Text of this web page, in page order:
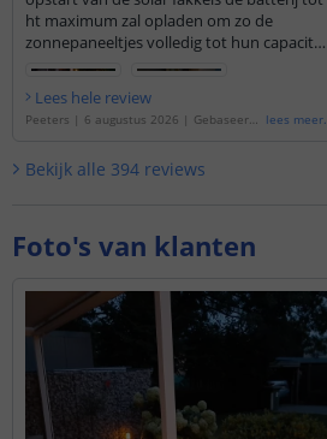
ht maximum zal opladen om zo de
zonnepaneeltjes volledig tot hun capaciteit
deze nu prachtig branden bij avond. Geeft
een prachtige Arabische sfeer. Ook de
om te kiezen hoe of waar je de solar fakkels
etc...ook zit er n duidelijke
gebruiksaanwijzing bij.
daarom had ik er al extra bij besteld!
Lees hele review
Peeters | 6 augustus 2026 | Gebaseerd
lees meer...
Bekijk alle 394 reviews
Foto's van klanten